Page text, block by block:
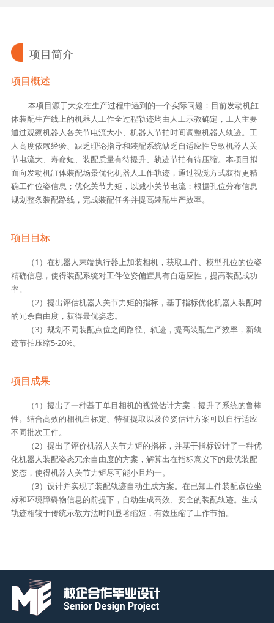
项目简介
项目概述
本项目源于大众在生产过程中遇到的一个实际问题：目前发动机缸
体装配生产线上的机器人工作全过程轨迹均由人工示教确定，工人主要
通过观察机器人各关节电流大小、机器人节拍时间调整机器人轨迹。工
人高度依赖经验、缺乏理论指导和装配系统缺乏自适应性导致机器人关
节电流大、寿命短、装配质量有待提升、轨迹节拍有待压缩。本项目拟
面向发动机缸体装配场景优化机器人工作轨迹，通过视觉方式获得更精
确工件位姿信息；优化关节力矩，以减小关节电流；根据孔位分布信息
规划整条装配路线，完成装配任务并提高装配生产效率。
项目目标
（1）在机器人末端执行器上加装相机，获取工件、模型孔位的位姿
精确信息，使得装配系统对工件位姿偏置具有自适应性，提高装配成功
率。
（2）提出评估机器人关节力矩的指标，基于指标优化机器人装配时
的冗余自由度，获得最优姿态。
（3）规划不同装配点位之间路径、轨迹，提高装配生产效率，新轨
迹节拍压缩5-20%。
项目成果
（1）提出了一种基于单目相机的视觉估计方案，提升了系统的鲁棒
性。结合高效的相机自标定、特征提取以及位姿估计方案可以自行适应
不同批次工件。
（2）提出了评价机器人关节力矩的指标，并基于指标设计了一种优
化机器人装配姿态冗余自由度的方案，解算出在指标意义下的最优装配
姿态，使得机器人关节力矩尽可能小且均一。
（3）设计并实现了装配轨迹自动生成方案。在已知工件装配点位坐
标和环境障碍物信息的前提下，自动生成高效、安全的装配轨迹。生成
轨迹相较于传统示教方法时间显著缩短，有效压缩了工作节拍。